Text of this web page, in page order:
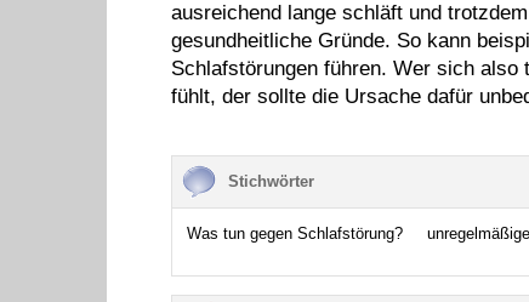
ausreichend lange schläft und
gesundheitliche Gründe. So kann
Schlafstörungen führen. Wer sich also
fühlt, der sollte die Ursache dafür
Stichwörter
Was tun gegen Schlafstörung?